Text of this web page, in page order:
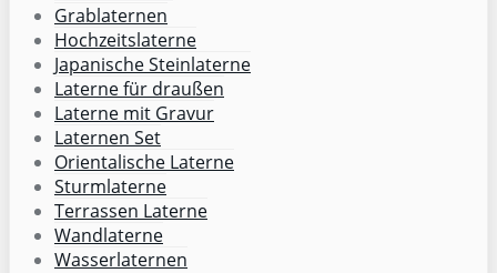
Grablaternen
Hochzeitslaterne
Japanische Steinlaterne
Laterne für draußen
Laterne mit Gravur
Laternen Set
Orientalische Laterne
Sturmlaterne
Terrassen Laterne
Wandlaterne
Wasserlaternen